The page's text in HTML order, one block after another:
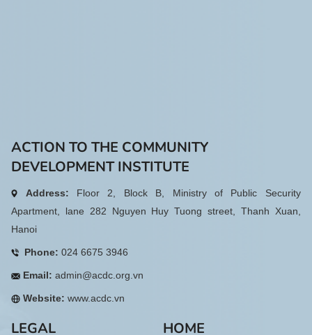
ACTION TO THE COMMUNITY
DEVELOPMENT INSTITUTE
Address: Floor 2, Block B, Ministry of Public Security
Apartment, lane 282 Nguyen Huy Tuong street, Thanh Xuan,
Hanoi
Phone:024 6675 3946
Email: admin@acdc.org.vn
Website:www.acdc.vn
LEGAL HOME